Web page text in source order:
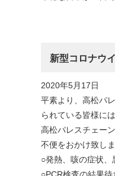
新型コロナウ
2020年5月17日
平素より、高松パ
られている皆様に
高松パレスチェー
不便をおかけ致し
○発熱、咳の症状、